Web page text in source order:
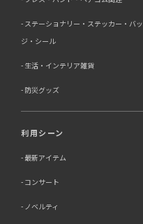
ステーショナリー・ステッカー・バッ
ジ・シール
生活・インテリア雑貨
防災グッズ
利用シーン
最新アイテム
コンサート
ノベルティ